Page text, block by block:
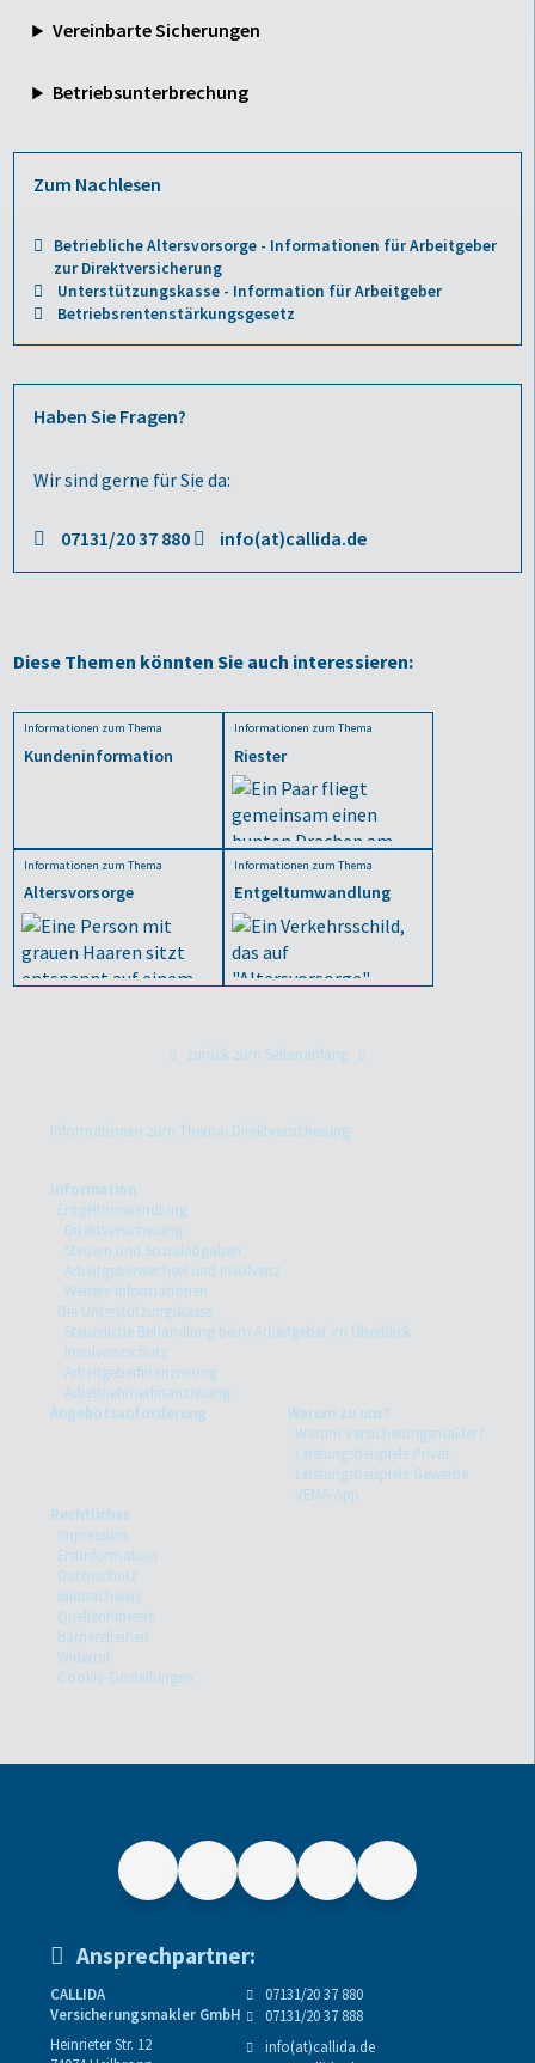
Vereinbarte Sicherungen
Betriebsunterbrechung
Zum Nachlesen
Betriebliche Altersvorsorge - Informationen für Arbeitgeber
zur Direktversicherung
Unterstützungskasse - Information für Arbeitgeber
Betriebsrentenstärkungsgesetz
Haben Sie Fragen?
Wir sind gerne für Sie da:
07131/20 37 880 info(at)callida.de
Diese Themen könnten Sie auch interessieren:
Informationen zum Thema
Kundeninformation
Informationen zum Thema
Riester
Informationen zum Thema
Altersvorsorge
Informationen zum Thema
Entgeltumwandlung
zurück zum Seitenanfang
Informationen zum Thema: Direktversicherung
Information
Entgeltumwandlung
Direktversicherung
Steuern und Sozialabgaben
Arbeitgeberwechsel und Insolvenz
Weitere Informationen
Die Unterstützungskasse
Steuerliche Behandlung beim Arbeitgeber im Überblick
Insolvenzschutz
Arbeitgeberfinanzierung
Arbeitnehmerfinanzierung
Angebotsanforderung
Warum zu uns?
Warum Versicherungsmakler?
Leistungsbeispiele Privat
Leistungsbeispiele Gewerbe
VEMA-App
Rechtliches
Impressum
Erstinformation
Datenschutz
Bildnachweis
Quellenhinweis
Barrierefreiheit
Widerruf
Cookie-Einstellungen
Ansprechpartner:
CALLIDA
Versicherungsmakler GmbH
Heinrieter Str. 12
07131/20 37 880
07131/20 37 888
info(at)callida.de